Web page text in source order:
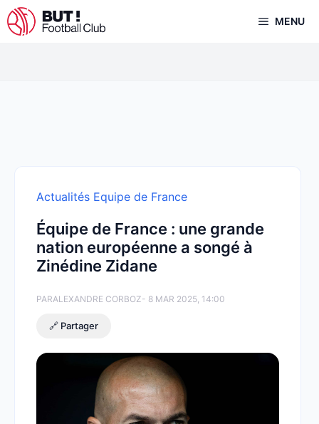
Aller
au
MENU
Actualités Equipe de France
Équipe de France : une grande
nation européenne a songé à
Zinédine Zidane
PARALEXANDRE CORBOZ- 8 MAR 2025, 14:00
🔗 Partager